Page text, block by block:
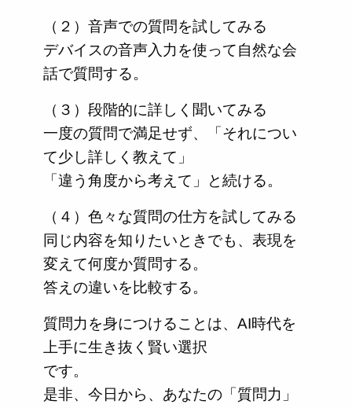
（２）音声での質問を試してみる
デバイスの音声入力を使って自然な会
話で質問する。
（３）段階的に詳しく聞いてみる
一度の質問で満足せず、「それについ
て少し詳しく教えて」
「違う角度から考えて」と続ける。
（４）色々な質問の仕方を試してみる
同じ内容を知りたいときでも、表現を
変えて何度か質問する。
答えの違いを比較する。
質問力を身につけることは、AI時代を
上手に生き抜く賢い選択
です。
是非、今日から、あなたの「質問力」